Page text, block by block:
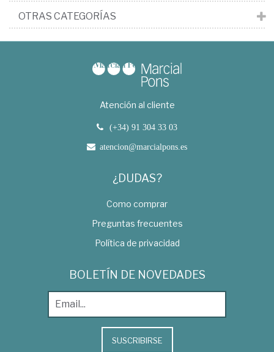
OTRAS CATEGORÍAS
Atención al cliente
(+34) 91 304 33 03
atencion@marcialpons.es
¿DUDAS?
Como comprar
Preguntas frecuentes
Política de privacidad
BOLETÍN DE NOVEDADES
SUSCRIBIRSE